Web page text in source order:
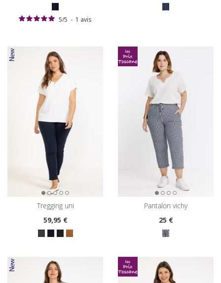
5/5 - 1 avis
tregging uni
59,95 €
pantalon vichy
25€